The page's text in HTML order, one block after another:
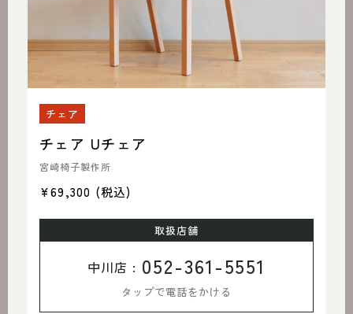
チェア
チェア Uチェア
宮崎椅子製作所
¥69,300 (税込)
取扱店舗
中川店 : 052-361-5551
タップで電話をかける